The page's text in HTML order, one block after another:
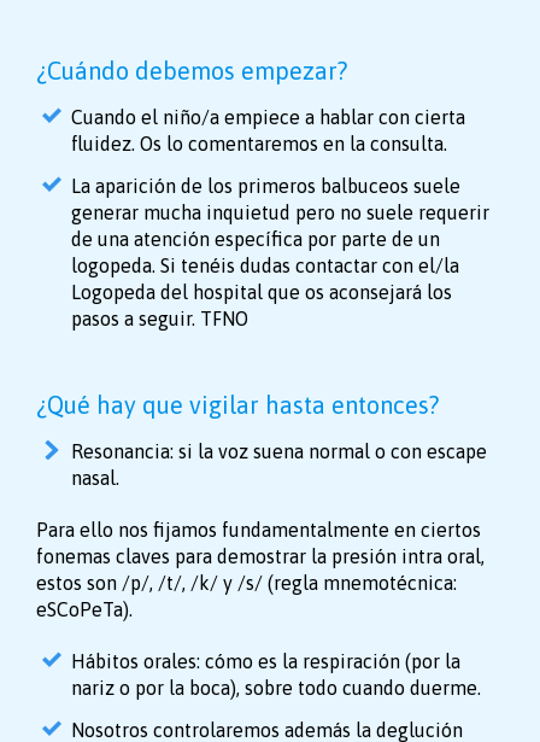
¿Cuándo debemos empezar?
Cuando el niño/a empiece a hablar con cierta
fluidez. Os lo comentaremos en la consulta.
La aparición de los primeros balbuceos suele
generar mucha inquietud pero no suele requerir
de una atención específica por parte de un
logopeda. Si tenéis dudas contactar con el/la
Logopeda del hospital que os aconsejará los
pasos a seguir. TFNO
¿Qué hay que vigilar hasta entonces?
Resonancia: si la voz suena normal o con escape
nasal.
Para ello nos fijamos fundamentalmente en ciertos
fonemas claves para demostrar la presión intra oral,
estos son /p/, /t/, /k/ y /s/ (regla mnemotécnica:
eSCoPeTa).
Hábitos orales: cómo es la respiración (por la
nariz o por la boca), sobre todo cuando duerme.
Nosotros controlaremos además la deglución